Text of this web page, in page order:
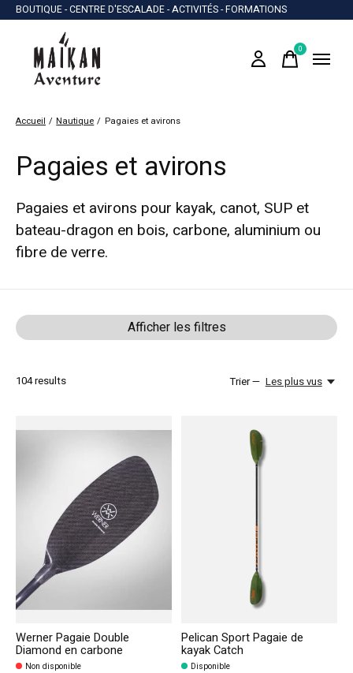
BOUTIQUE - CENTRE D'ESCALADE - ACTIVITÉS - FORMATIONS
0items
Accueil / Nautique / Pagaies et avirons
Pagaies et avirons
Pagaies et avirons pour kayak, canot, SUP et
bateau-dragon en bois, carbone, aluminium ou
fibre de verre.
Afficher les filtres
104results Trier — Les plus vus
Werner Pagaie Double
Diamond en carbone
Non disponible
Pelican Sport Pagaie de
kayak Catch
Disponible